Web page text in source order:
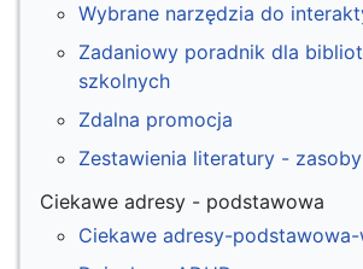
Wybrane narzędzia do
Zadaniowy poradnik dla
szkolnych
Zdalna promocja
Zestawienia literatury -
Ciekawe adresy - podstawowa
Ciekawe adresy-